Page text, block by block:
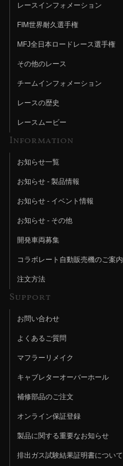
レースインフォメーション
FIM世界耐久選手権
MFJ全日本ロードレース選手権
その他のレース
チームインフォメーション
レースの歴史
レースムービー
Information
お知らせ一覧
お知らせ - 製品情報
お知らせ - イベント情報
お知らせ - その他
開発車両募集
コラボレート自動販売機のご案内
注文方法
Support
お問い合わせ
よくあるご質問
マフラーリメイク
キャブレターオーバーホール
補修部品のご注文
オンライン保証登録
製品に関する重要なお知らせ
排出ガス試験結果証明書について